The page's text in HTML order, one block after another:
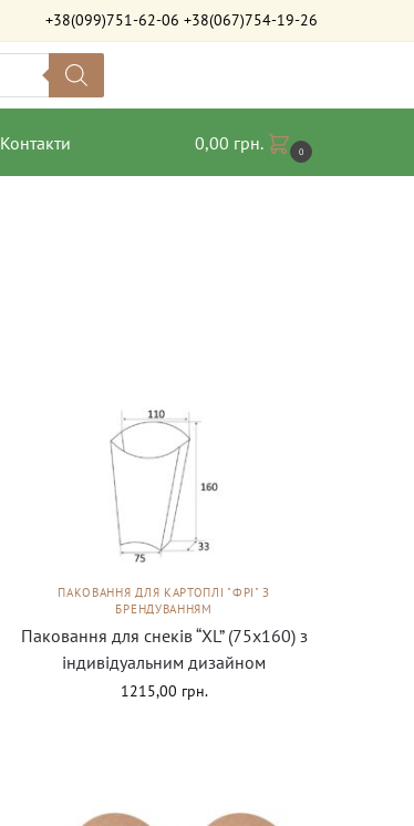
+38(099)751-62-06 +38(067)754-19-26
Контакти 0,00 грн. 0
ПАКОВАННЯ ДЛЯ КАРТОПЛІ "ФРІ" З
БРЕНДУВАННЯМ
Паковання для снеків “ХL” (75х160) з
індивідуальним дизайном
1215,00 грн.